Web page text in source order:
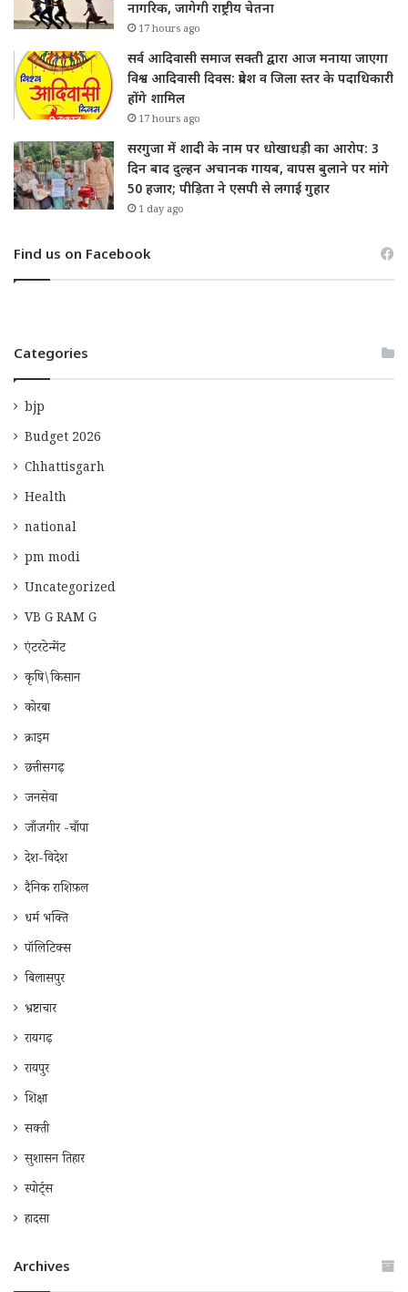
नागरिक, जागेगी राष्ट्रीय चेतना
17 hours ago
सर्व आदिवासी समाज सक्ती द्वारा आज मनाया जाएगा
विश्व आदिवासी दिवस: प्रदेश व जिला स्तर के पदाधिकारी
होंगे शामिल
17 hours ago
सरगुजा में शादी के नाम पर धोखाधड़ी का आरोप: 3
दिन बाद दुल्हन अचानक गायब, वापस बुलाने पर मांगे
50 हजार; पीड़िता ने एसपी से लगाई गुहार
1 day ago
Find us on Facebook
Categories
bjp
Budget 2026
Chhattisgarh
Health
national
pm modi
Uncategorized
VB G RAM G
एंटरटेन्मेंट
कृषि\किसान
कोरबा
क्राइम
छत्तीसगढ़
जनसेवा
जाँजगीर -चाँपा
देश-विदेश
दैनिक राशिफ़ल
धर्म भक्ति
पॉलिटिक्स
बिलासपुर
भ्रष्टाचार
रायगढ़
रायपुर
शिक्षा
सक्ती
सुशासन तिहार
स्पोर्ट्स
हादसा
Archives